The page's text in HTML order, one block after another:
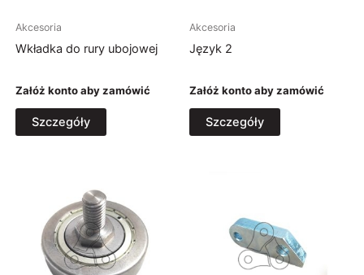
Akcesoria
Wkładka do rury ubojowej
Załóż konto aby zamówić
Szczegóły
Akcesoria
Język 2
Załóż konto aby zamówić
Szczegóły